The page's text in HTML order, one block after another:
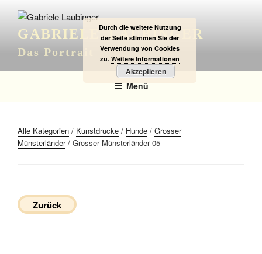
Inhalt
springenGABRIELE LAUBINGER
Das Portrait
Menü
Alle Kategorien / Kunstdrucke / Hunde / Grosser
Münsterländer/ Grosser Münsterländer 05
Zurück
Durch die weitere Nutzung
der Seite stimmen Sie der
Verwendung von Cookies
zu. Weitere Informationen
Akzeptieren